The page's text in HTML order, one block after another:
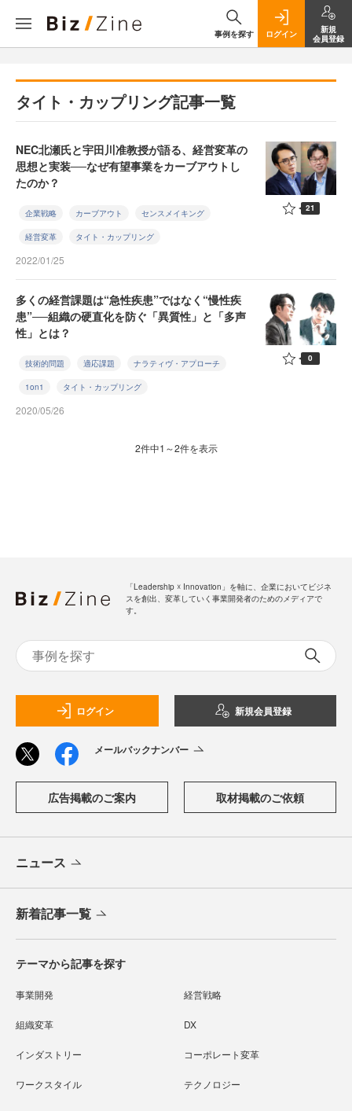
事例を探す ログイン
新規
会員登録
タイト・カップリング記事一覧
NEC北瀬氏と宇田川准教授が語る、経営変革の
思想と実装──なぜ有望事業をカーブアウトし
たのか？
企業戦略 カーブアウト センスメイキング
経営変革 タイト・カップリング
2022/01/25
21
多くの経営課題は“急性疾患”ではなく“慢性疾
患”──組織の硬直化を防ぐ「異質性」と「多声
性」とは？
技術的問題 適応課題 ナラティヴ・アプローチ
1on1 タイト・カップリング
2020/05/26
0
2件中1～2件を表示
「Leadership ☓ Innovation」を軸に、企業においてビジネ
スを創出、変革していく事業開発者のためのメディアで
す。
ログイン 新規会員登録
メールバックナンバー
広告掲載のご案内 取材掲載のご依頼
ニュース
新着記事一覧
テーマから記事を探す
事業開発 経営戦略
組織変革 DX
インダストリー コーポレート変革
ワークスタイル テクノロジー